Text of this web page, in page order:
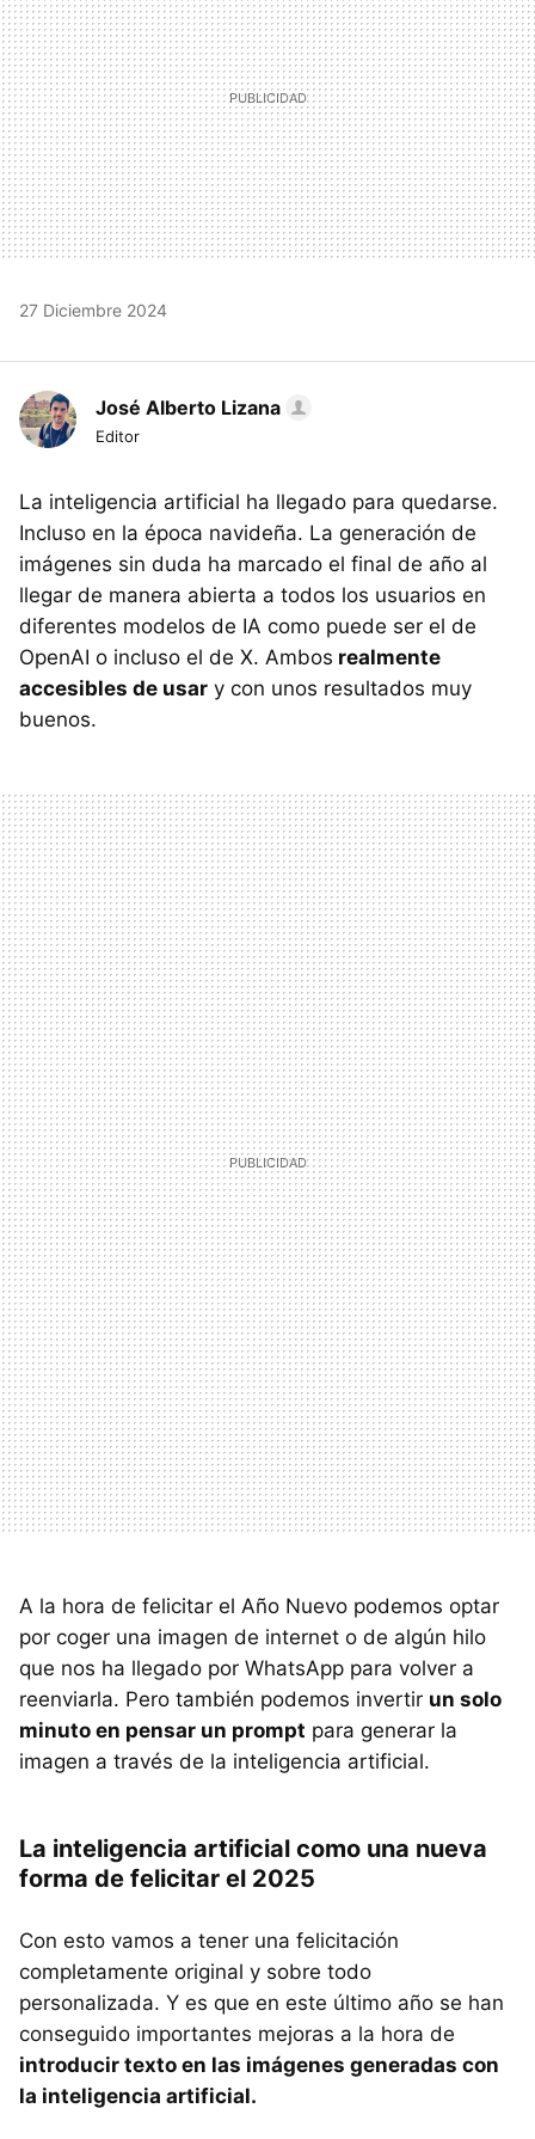
27 Diciembre 2024
José Alberto Lizana
Editor
La inteligencia artificial ha llegado para quedarse.
Incluso en la época navideña. La generación de
imágenes sin duda ha marcado el final de año al
llegar de manera abierta a todos los usuarios en
diferentes modelos de IA como puede ser el de
OpenAI o incluso el de X. Ambos realmente
accesibles de usar y con unos resultados muy
buenos.
A la hora de felicitar el Año Nuevo podemos optar
por coger una imagen de internet o de algún hilo
que nos ha llegado por WhatsApp para volver a
reenviarla. Pero también podemos invertir un solo
minuto en pensar un prompt para generar la
imagen a través de la inteligencia artificial.
La inteligencia artificial como una nueva
forma de felicitar el 2025
Con esto vamos a tener una felicitación
completamente original y sobre todo
personalizada. Y es que en este último año se han
conseguido importantes mejoras a la hora de
introducir texto en las imágenes generadas con
la inteligencia artificial.